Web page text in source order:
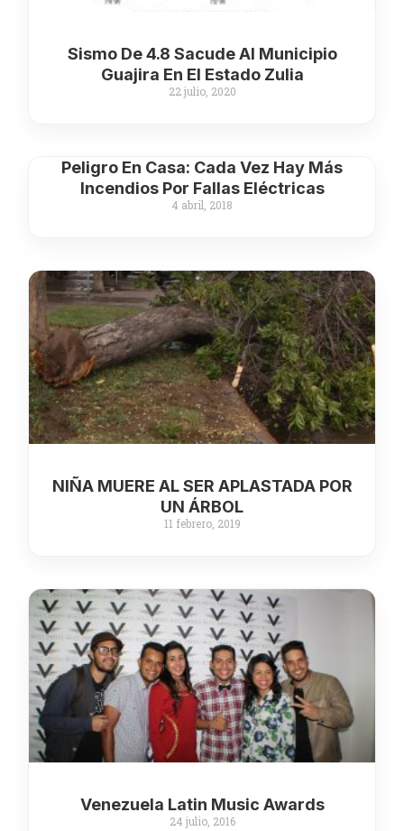
Sismo De 4.8 Sacude Al Municipio
Guajira En El Estado Zulia
22 julio, 2020
Peligro En Casa: Cada Vez Hay Más
Incendios Por Fallas Eléctricas
4 abril, 2018
NIÑA MUERE AL SER APLASTADA POR
UN ÁRBOL
11 febrero, 2019
Venezuela Latin Music Awards
24 julio, 2016